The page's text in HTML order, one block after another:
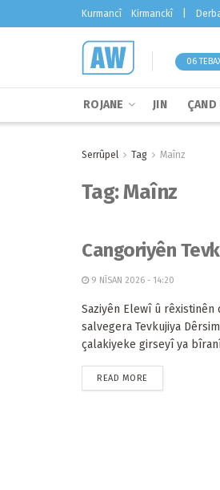
Kurmancî Kirmanckî
06
ROJANE JIN ÇAND
Serrûpel Tag Maînz
Tag:Maînz
Cangoriyên
9 NÎSAN 2026 - 14:20
Saziyên Elewî û
salvegera Tevkujiya
çalakiyeke girseyî ya
READ MORE